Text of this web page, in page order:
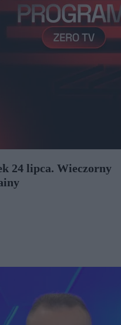
24 lipca. Wieczorny